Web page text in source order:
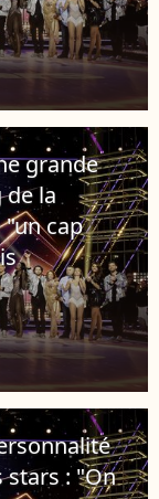
grande
la
"un cap
stars : "On